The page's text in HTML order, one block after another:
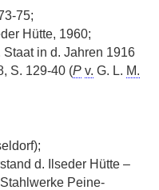
75;
Hütte, 1960;
in d. Jahren 1916
S. 129-40 (P v. G. L. M.
d. Ilseder Hütte –
Peine-